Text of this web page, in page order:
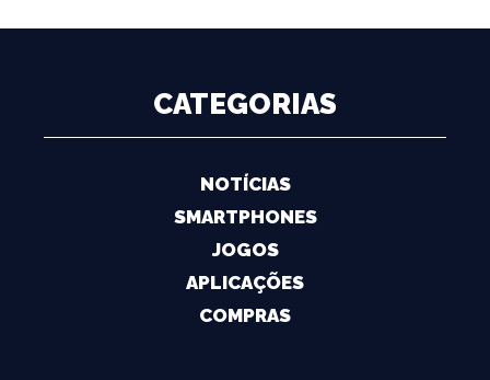
CATEGORIAS
NOTÍCIAS
SMARTPHONES
JOGOS
APLICAÇÕES
COMPRAS